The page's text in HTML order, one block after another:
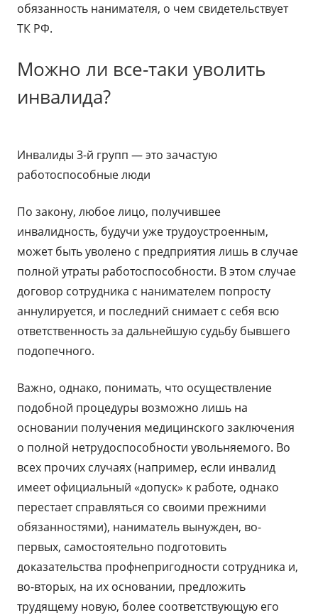
обязанность нанимателя, о чем свидетельствует
ТК РФ.
Можно ли все-таки уволить
инвалида?
Инвалиды 3-й групп — это зачастую
работоспособные люди
По закону, любое лицо, получившее
инвалидность, будучи уже трудоустроенным,
может быть уволено с предприятия лишь в случае
полной утраты работоспособности. В этом случае
договор сотрудника с нанимателем попросту
аннулируется, и последний снимает с себя всю
ответственность за дальнейшую судьбу бывшего
подопечного.
Важно, однако, понимать, что осуществление
подобной процедуры возможно лишь на
основании получения медицинского заключения
о полной нетрудоспособности увольняемого. Во
всех прочих случаях (например, если инвалид
имеет официальный «допуск» к работе, однако
перестает справляться со своими прежними
обязанностями), наниматель вынужден, во-
первых, самостоятельно подготовить
доказательства профнепригодности сотрудника и,
во-вторых, на их основании, предложить
трудящему новую, более соответствующую его